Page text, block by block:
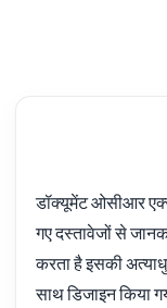
डॉक्यूमेंट ओसीआर
गए दस्तावेजों से
करता है इसकी
साथ डिजाइन किया